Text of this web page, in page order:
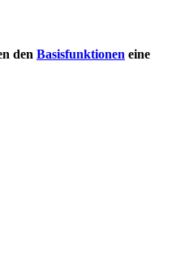
den Basisfunktionen eine